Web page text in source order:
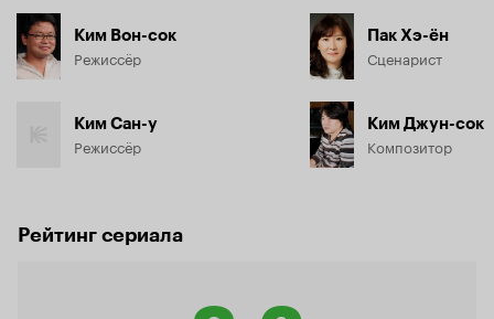
Ким Вон-сок
Режиссёр
Ким Сан-у
Режиссёр
Пак Хэ-ён
Сценарист
Ким Джун-сок
Композитор
Рейтинг сериала